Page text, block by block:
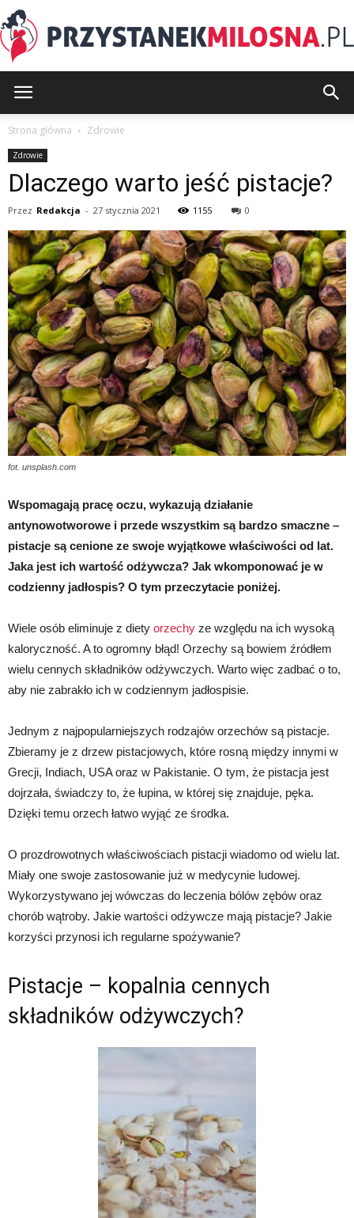
Strona główna Zdrowie
Zdrowie
Dlaczego warto jeść pistacje?
Przez Redakcja - 27 stycznia 2021 1155 0
fot. unsplash.com
Wspomagają pracę oczu, wykazują działanie
antynowotworowe i przede wszystkim są bardzo smaczne –
pistacje są cenione ze swoje wyjątkowe właściwości od lat.
Jaka jest ich wartość odżywcza? Jak wkomponować je w
codzienny jadłospis? O tym przeczytacie poniżej.
Wiele osób eliminuje z diety orzechy ze względu na ich wysoką
kaloryczność. A to ogromny błąd! Orzechy są bowiem źródłem
wielu cennych składników odżywczych. Warto więc zadbać o to,
aby nie zabrakło ich w codziennym jadłospisie.
Jednym z najpopularniejszych rodzajów orzechów są pistacje.
Zbieramy je z drzew pistacjowych, które rosną między innymi w
Grecji, Indiach, USA oraz w Pakistanie. O tym, że pistacja jest
dojrzała, świadczy to, że łupina, w której się znajduje, pęka.
Dzięki temu orzech łatwo wyjąć ze środka.
O prozdrowotnych właściwościach pistacji wiadomo od wielu lat.
Miały one swoje zastosowanie już w medycynie ludowej.
Wykorzystywano jej wówczas do leczenia bólów zębów oraz
chorób wątroby. Jakie wartości odżywcze mają pistacje? Jakie
korzyści przynosi ich regularne spożywanie?
Pistacje – kopalnia cennych
składników odżywczych?